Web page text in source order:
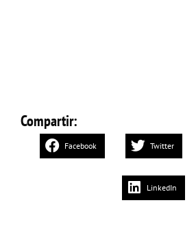
Compartir:
Facebook Twitter
LinkedIn